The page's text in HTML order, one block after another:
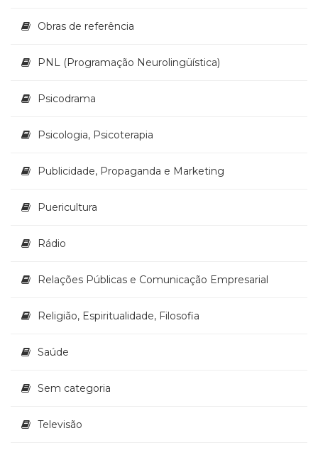
Obras de referência
PNL (Programação Neurolingüística)
Psicodrama
Psicologia, Psicoterapia
Publicidade, Propaganda e Marketing
Puericultura
Rádio
Relações Públicas e Comunicação Empresarial
Religião, Espiritualidade, Filosofia
Saúde
Sem categoria
Televisão